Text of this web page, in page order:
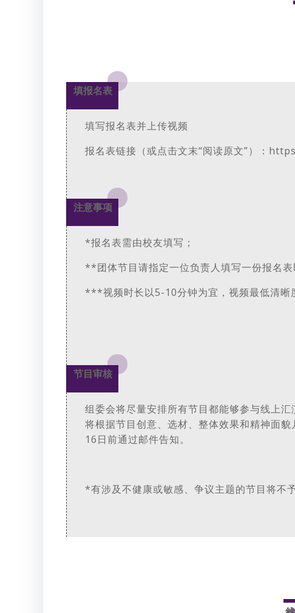
填报名表
填写报名表并上传视频
报名表链接（或点击文末“阅读原文”）：
注意事项
*报名表需由校友填写；
**团体节目请指定一位负责人填写一份报名表
***视频时长以5-10分钟为宜，视频最低清晰
节目审核
组委会将尽量安排所有节目都能够参与线上
将根据节目创意、选材、整体效果和精神面
16日前通过邮件告知。
*有涉及不健康或敏感、争议主题的节目将不